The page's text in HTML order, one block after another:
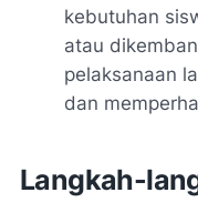
kebutuhan
atau
pelaksanaan
dan
Langkah-